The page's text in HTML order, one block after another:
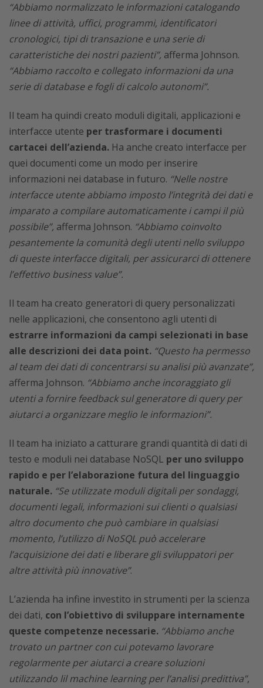
“Abbiamo normalizzato le informazioni catalogando
linee di attività, uffici, programmi, identificatori
cronologici, tipi di transazione e una serie di
caratteristiche dei nostri pazienti”, afferma Johnson.
“Abbiamo raccolto e collegato informazioni da una
serie di database e fogli di calcolo autonomi”.
Il team ha quindi creato moduli digitali, applicazioni e
interfacce utente per trasformare i documenti
cartacei dell’azienda. Ha anche creato interfacce per
quei documenti come un modo per inserire
informazioni nei database in futuro. “Nelle nostre
interfacce utente abbiamo imposto l’integrità dei dati e
imparato a compilare automaticamente i campi il più
possibile”, afferma Johnson. “Abbiamo coinvolto
pesantemente la comunità degli utenti nello sviluppo
di queste interfacce digitali, per assicurarci di ottenere
l’effettivo business value”.
Il team ha creato generatori di query personalizzati
nelle applicazioni, che consentono agli utenti di
estrarre informazioni da campi selezionati in base
alle descrizioni dei data point. “Questo ha permesso
al team dei dati di concentrarsi su analisi più avanzate”,
afferma Johnson. “Abbiamo anche incoraggiato gli
utenti a fornire feedback sul generatore di query per
aiutarci a organizzare meglio le informazioni”.
Il team ha iniziato a catturare grandi quantità di dati di
testo e moduli nei database NoSQL per uno sviluppo
rapido e per l’elaborazione futura del linguaggio
naturale. “Se utilizzate moduli digitali per sondaggi,
documenti legali, informazioni sui clienti o qualsiasi
altro documento che può cambiare in qualsiasi
momento, l’utilizzo di NoSQL può accelerare
l’acquisizione dei dati e liberare gli sviluppatori per
altre attività più innovative”.
L’azienda ha infine investito in strumenti per la scienza
dei dati, con l’obiettivo di sviluppare internamente
queste competenze necessarie. “Abbiamo anche
trovato un partner con cui potevamo lavorare
regolarmente per aiutarci a creare soluzioni
utilizzando lil machine learning per l’analisi predittiva”,